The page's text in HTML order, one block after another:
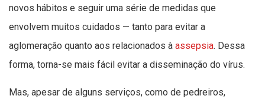
novos hábitos e seguir uma série de medidas que
envolvem muitos cuidados — tanto para evitar a
aglomeração quanto aos relacionados à assepsia. Dessa
forma, torna-se mais fácil evitar a disseminação do vírus.
Mas, apesar de alguns serviços, como de pedreiros,